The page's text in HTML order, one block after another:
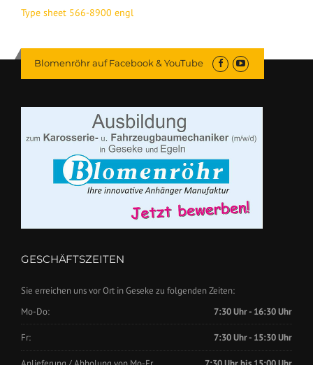
Type sheet 566-8900 engl
Blomenröhr auf Facebook & YouTube
GESCHÄFTSZEITEN
Sie erreichen uns vor Ort in Geseke zu folgenden Zeiten:
Mo-Do:
7:30 Uhr - 16:30 Uhr
Fr: 7:30 Uhr - 15:30 Uhr